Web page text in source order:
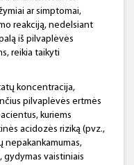
ar simptomai,
reakciją, nedelsiant
iš pilvaplėvės
reikia taikyti
koncentracija,
pilvaplėvės ertmės
kuriems
acidozės riziką (pvz.,
nepakankamumas,
gydymas vaistiniais